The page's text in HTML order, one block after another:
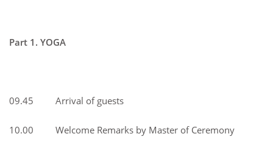
Part 1. YOGA
09.45 Arrival of guests
10.00 Welcome Remarks by Master of Ceremony